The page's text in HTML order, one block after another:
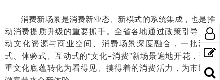
消费新场景是消费新业态、新模式的系统集成，也是推
动消费提质升级的重要抓手。全省各地通过政策引导，推
动文化资源与商业空间、消费场景深度融合，一批沉浸
式、体验式、互动式的“文化+消费”新场景遍地开花，让厚
重文化底蕴转化为看得见、摸得着的消费活力，为市民与